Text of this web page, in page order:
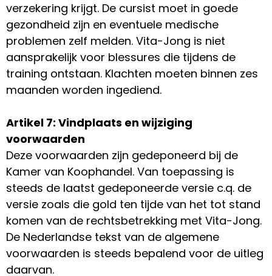
verzekering krijgt. De cursist moet in goede
gezondheid zijn en eventuele medische
problemen zelf melden. Vita-Jong is niet
aansprakelijk voor blessures die tijdens de
training ontstaan. Klachten moeten binnen zes
maanden worden ingediend.
Artikel 7: Vindplaats en wijziging
voorwaarden
Deze voorwaarden zijn gedeponeerd bij de
Kamer van Koophandel. Van toepassing is
steeds de laatst gedeponeerde versie c.q. de
versie zoals die gold ten tijde van het tot stand
komen van de rechtsbetrekking met Vita-Jong.
De Nederlandse tekst van de algemene
voorwaarden is steeds bepalend voor de uitleg
daarvan.